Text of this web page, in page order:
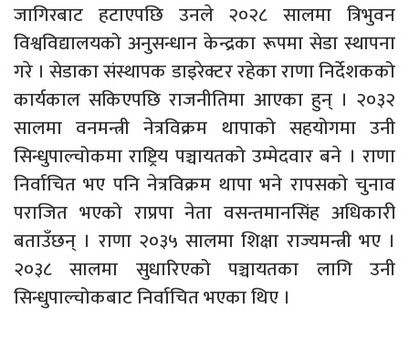
जागिरबाट हटाएपछि उनले २०२८ सालमा त्रिभुवन
विश्वविद्यालयको अनुसन्धान केन्द्रका रूपमा सेडा स्थापना
गरे । सेडाका संस्थापक डाइरेक्टर रहेका राणा निर्देशकको
कार्यकाल सकिएपछि राजनीतिमा आएका हुन् । २०३२
सालमा वनमन्त्री नेत्रविक्रम थापाको सहयोगमा उनी
सिन्धुपाल्चोकमा राष्ट्रिय पञ्चायतको उम्मेदवार बने । राणा
निर्वाचित भए पनि नेत्रविक्रम थापा भने रापसको चुनाव
पराजित भएको राप्रपा नेता वसन्तमानसिंह अधिकारी
बताउँछन् । राणा २०३५ सालमा शिक्षा राज्यमन्त्री भए ।
२०३८ सालमा सुधारिएको पञ्चायतका लागि उनी
सिन्धुपाल्चोकबाट निर्वाचित भएका थिए ।